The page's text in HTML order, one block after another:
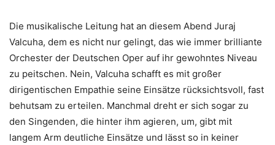
Die musikalische Leitung hat an diesem Abend Juraj
Valcuha, dem es nicht nur gelingt, das wie immer brilliante
Orchester der Deutschen Oper auf ihr gewohntes Niveau
zu peitschen. Nein, Valcuha schafft es mit großer
dirigentischen Empathie seine Einsätze rücksichtsvoll, fast
behutsam zu erteilen. Manchmal dreht er sich sogar zu
den Singenden, die hinter ihm agieren, um, gibt mit
langem Arm deutliche Einsätze und lässt so in keiner